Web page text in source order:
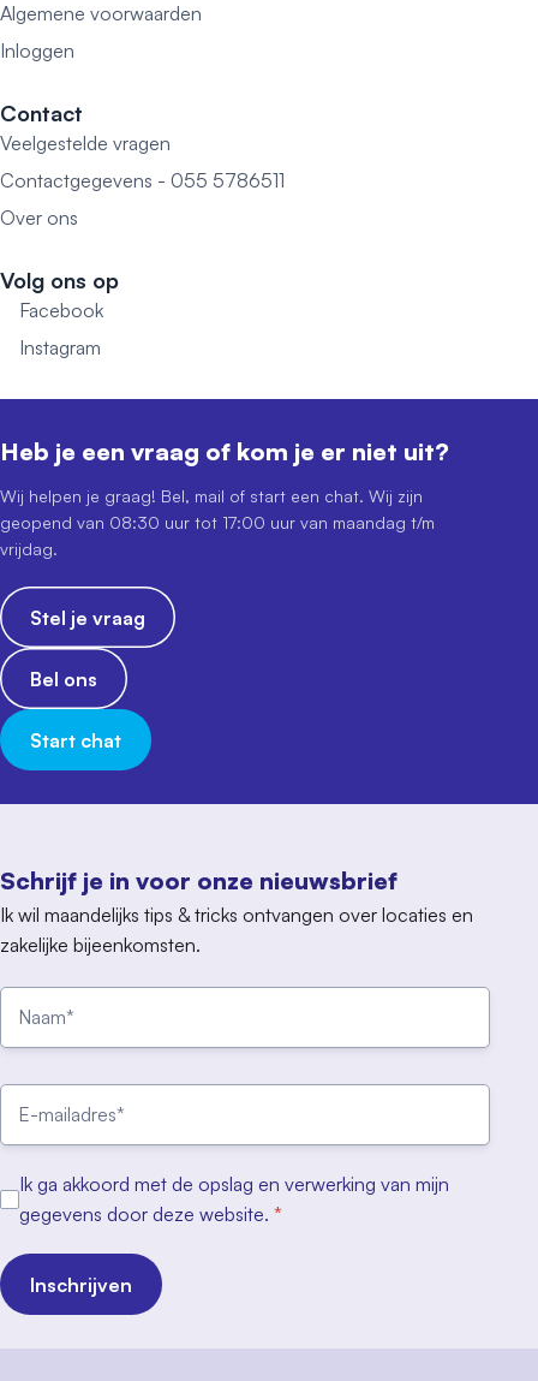
Algemene voorwaarden
Inloggen
Contact
Veelgestelde vragen
Contactgegevens - 055 5786511
Over ons
Volg ons op
Facebook
Instagram
Schrijf je in voor onze nieuwsbrief
Ik wil maandelijks tips & tricks ontvangen over locaties en
zakelijke bijeenkomsten.
Ik ga akkoord met de opslag en verwerking van mijn
gegevens door deze website. *
Inschrijven
Heb je een vraag of kom je er niet uit?
Wij helpen je graag! Bel, mail of start een chat. Wij zijn
geopend van 08:30 uur tot 17:00 uur van maandag t/m
vrijdag.
Stel je vraag
Bel ons
Start chat